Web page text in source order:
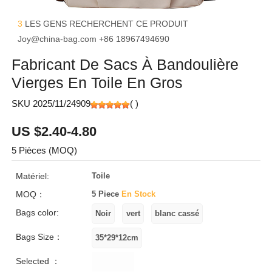
3 LES GENS RECHERCHENT CE PRODUIT
Joy@china-bag.com +86 18967494690
Fabricant De Sacs À Bandoulière
Vierges En Toile En Gros
SKU 2025/11/24909 ( )
US $2.40-4.80
5 Pièces (MOQ)
Matériel: Toile
MOQ： 5 Piece En Stock
Bags color:
Bags Size：
Selected ：